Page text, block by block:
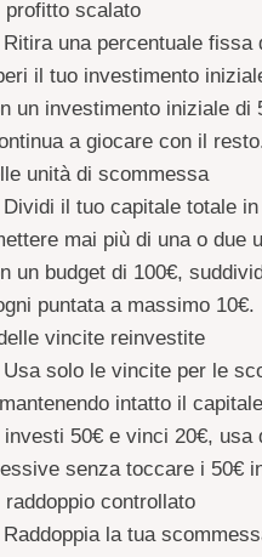
profitto scalato
Ritira una percentuale fissa
il tuo investimento
un investimento iniziale di
a giocare con il
unità di scommessa
Dividi il tuo capitale totale
mai più di una o due
un budget di 100€,
puntata a massimo 10€.
vincite reinvestite
Usa solo le vincite per le
intatto il
investi 50€ e vinci 20€, usa
senza toccare i 50€
controllato
Raddoppia la tua